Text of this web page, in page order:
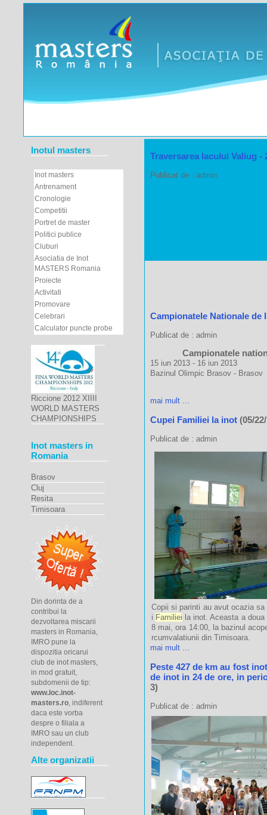
Inotul masters
Inot masters
Antrenament
Cronologie
Competitii
Portret de master
Politici publice
Cluburi
Asociatia de Inot
MASTERS Romania
Proiecte
Activitati
Promovare
Celebrari
Calculator puncte probe
Riccione 2012 XIIII
WORLD MASTERS
CHAMPIONSHIPS
Inot masters in
Romania
Brasov
Cluj
Resita
Timisoara
Din dorinta de a
contribui la
dezvoltarea miscarii
masters in Romania,
IMRO pune la
dispozitia oricarui
club de inot masters,
in mod gratuit,
subdomenii de tip:
www.loc.inot-
masters.ro , indiferent
daca este vorba
despre o filiala a
IMRO sau un club
independent.
Alte organizatii
Traversarea lacului Valiug -
Publicat de : admin
Campionatele Nationale de
Publicat de : admin
Campionatele
15 iun 2013 - 16 iun 2013
Bazinul Olimpic Brasov - Brasov
mai mult ...
Cupei Familiei la inot (05/
Publicat de : admin
Copiisi parinti au avut ocazia
i Familiei la inot. Aceasta a
8 mai, ora 14:00, la bazinul
rcumvalatiunii din Timisoara.
mai mult ...
Peste 427 de km au fost
de inot in 24 de ore, in
3)
Publicat de : admin